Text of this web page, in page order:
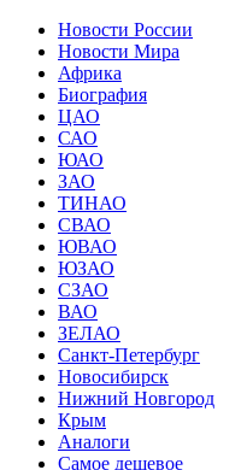
Новости России
Новости Мира
Африка
Биография
ЦАО
САО
ЮАО
ЗАО
ТИНАО
СВАО
ЮВАО
ЮЗАО
СЗАО
ВАО
ЗЕЛАО
Санкт-Петербург
Новосибирск
Нижний Новгород
Крым
Аналоги
Самое дешевое